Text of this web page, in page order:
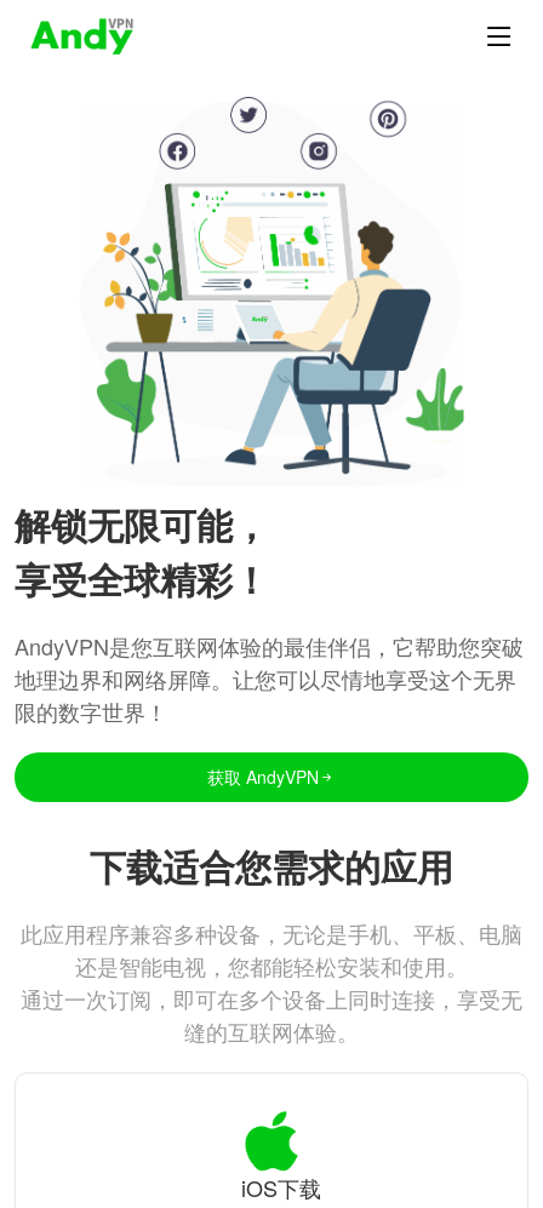
解锁无限可能，
享受全球精彩！
AndyVPN是您互联网体验的最佳伴侣，它帮助您突破
地理边界和网络屏障。让您可以尽情地享受这个无界
限的数字世界！
获取 AndyVPN
下载适合您需求的应用
此应用程序兼容多种设备，无论是手机、平板、电脑
还是智能电视，您都能轻松安装和使用。
通过一次订阅，即可在多个设备上同时连接，享受无
缝的互联网体验。
iOS下载